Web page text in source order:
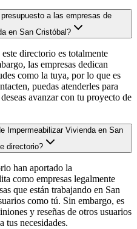
a las empresas de
en San Cristóbal?
directorio es totalmente
las empresas dedican
como la tuya, por lo que es
puedas atenderles para
avanzar con tu proyecto de
Impermeabilizar Vivienda en San
directorio?
han aportado la
como empresas legalmente
que están trabajando en San
como tú. Sin embargo, es
y reseñas de otros usuarios
tus necesidades.